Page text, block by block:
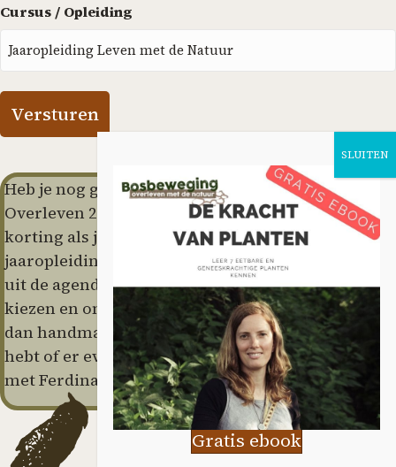
Cursus / Opleiding
Heb je nog geen Primitief Overleven 1 & Primitief
Overleven 2 (of 10-daagse) gedaan dan geldt een
korting als je deze in combinatie met de
jaaropleiding ‘Leven met de Natuur boekt. Je kan
uit de agenda zelf een betreffende PO1 en/of PO2
kiezen en ons laten weten, we schrijven je daar
dan handmatig voor in. Als je hier vragen over
hebt of er even over wilt overleggen, bel dan even
met Ferdinand, 06 50 82 63 99.
Gratis ebook